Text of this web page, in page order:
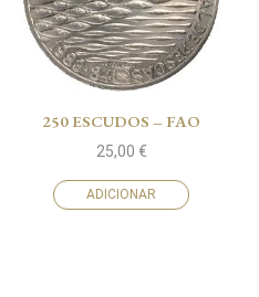
250 ESCUDOS – FAO
25,00 €
ADICIONAR